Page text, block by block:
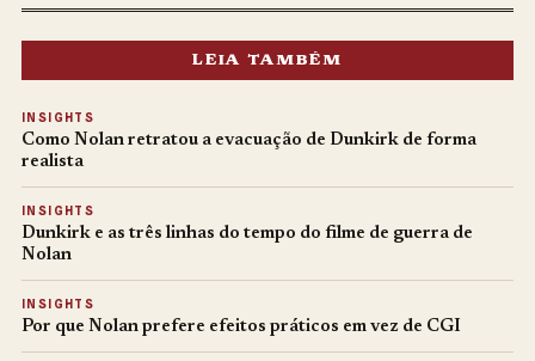
LEIA TAMBÉM
INSIGHTS
Como Nolan retratou a evacuação de Dunkirk de forma
realista
INSIGHTS
Dunkirk e as três linhas do tempo do filme de guerra de
Nolan
INSIGHTS
Por que Nolan prefere efeitos práticos em vez de CGI